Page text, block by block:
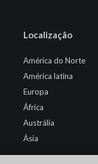
Localização
América do Norte
América latina
Europa
África
Austrália
Ásia